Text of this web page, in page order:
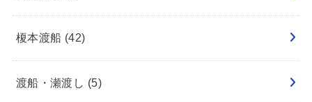
榎本渡船 (42)
渡船・瀬渡し (5)